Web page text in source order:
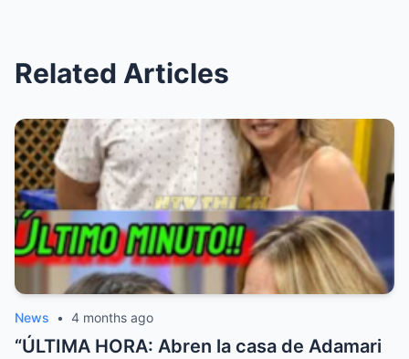
Related Articles
News • 4 months ago
“ÚLTIMA HORA: Abren la casa de Adamari